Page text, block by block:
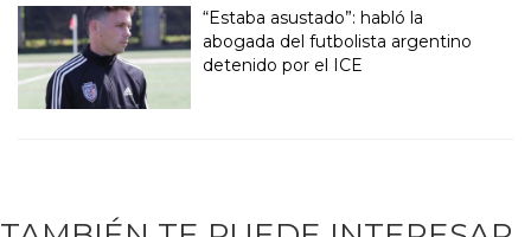
“Estaba asustado”: habló la
abogada del futbolista argentino
detenido por el ICE